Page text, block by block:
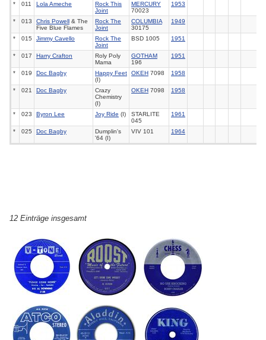
* 011 Lola Ameche
Rock This
Joint
MERCURY
70023
1953
* 013 Chris Powell
& The
Five Blue Flames
Rock The
Joint
COLUMBIA
30175
1949
* 015 Jimmy Cavello
Rock The
Joint
BSD 1005 1951
* 017 Harry Crafton
Roly Poly
Mama
GOTHAM
196
1951
* 019 Doc Bagby
Happy Feet
(I)
OKEH 7098 1958
* 021 Doc Bagby
Crazy
Chemistry
(I)
OKEH 7098 1958
* 023 Byron Lee Joy Ride (I)
STARLITE
045
1961
* 025 Doc Bagby
Dumplin's
'64 (I)
VIV 101 1964
12 Einträge insgesamt